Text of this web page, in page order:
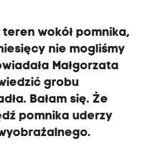
wokół pomnika,
nie mogliśmy
Małgorzata
grobu
Bałam się. Że
pomnika uderzy